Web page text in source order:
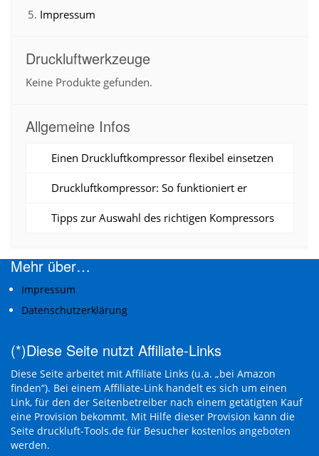
Impressum
Druckluftwerkzeuge
Keine Produkte gefunden.
Allgemeine Infos
Einen Druckluftkompressor flexibel einsetzen
Druckluftkompressor: So funktioniert er
Tipps zur Auswahl des richtigen Kompressors
Mehr über…
Impressum
Datenschutzerklärung
(*)Diese Seite nutzt Affiliate-Links
Diese Seite arbeitet mit Affiliate Links (u.a. „bei Amazon
finden“). Bei einem Affiliate-Link handelt es sich um einen
Link, für den der Seitenbetreiber nach einem getätigten Kauf
eine Provision bekommt. Mit Hilfe dieser Provision kann die
Seite druckluft-Tools.de für Besucher kostenlos angeboten
werden.